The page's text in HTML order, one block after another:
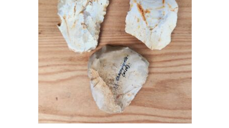
AJOUTER AU PANIER